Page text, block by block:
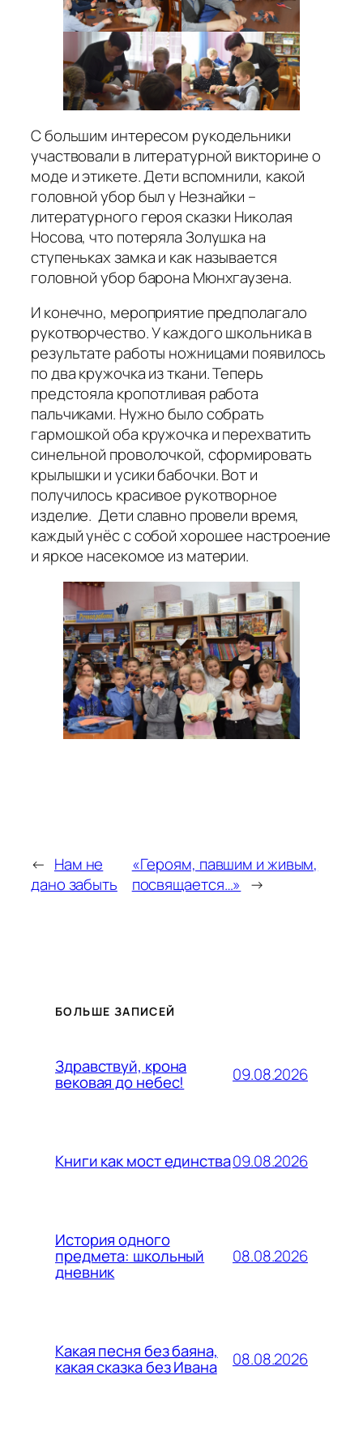
С большим интересом рукодельники
участвовали в литературной викторине о
моде и этикете. Дети вспомнили, какой
головной убор был у Незнайки –
литературного героя сказки Николая
Носова, что потеряла Золушка на
ступеньках замка и как называется
головной убор барона Мюнхгаузена.
И конечно, мероприятие предполагало
рукотворчество. У каждого школьника в
результате работы ножницами появилось
по два кружочка из ткани. Теперь
предстояла кропотливая работа
пальчиками. Нужно было собрать
гармошкой оба кружочка и перехватить
синельной проволочкой, сформировать
крылышки и усики бабочки. Вот и
получилось красивое рукотворное
изделие. Дети славно провели время,
каждый унёс с собой хорошее настроение
и яркое насекомое из материи.
← Нам не
дано забыть
«Героям, павшим и живым,
посвящается…» →
БОЛЬШЕ ЗАПИСЕЙ
Здравствуй, крона
вековая до небес! 09.08.2026
Книги как мост единства09.08.2026
История одного
предмета: школьный
дневник
08.08.2026
Какая песня без баяна,
какая сказка без Ивана 08.08.2026